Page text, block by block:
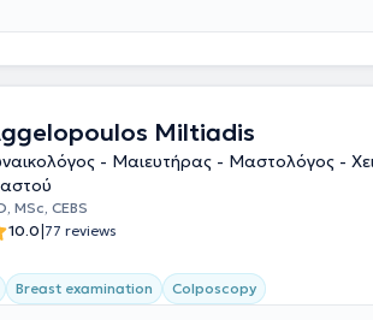
warts, and infertility. Additionally, he offers
examinations, diagnostic and operative
Miltiadis
- Μαιευτήρας - Μαστολόγος -
MSc, CEBS
10.0|77 reviews
Breast examination Colposcopy